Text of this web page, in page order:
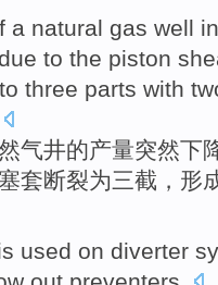
a natural gas well
to the piston
three parts with
气井的产量突然下
塞套断裂为三截 ，形
used on diverter